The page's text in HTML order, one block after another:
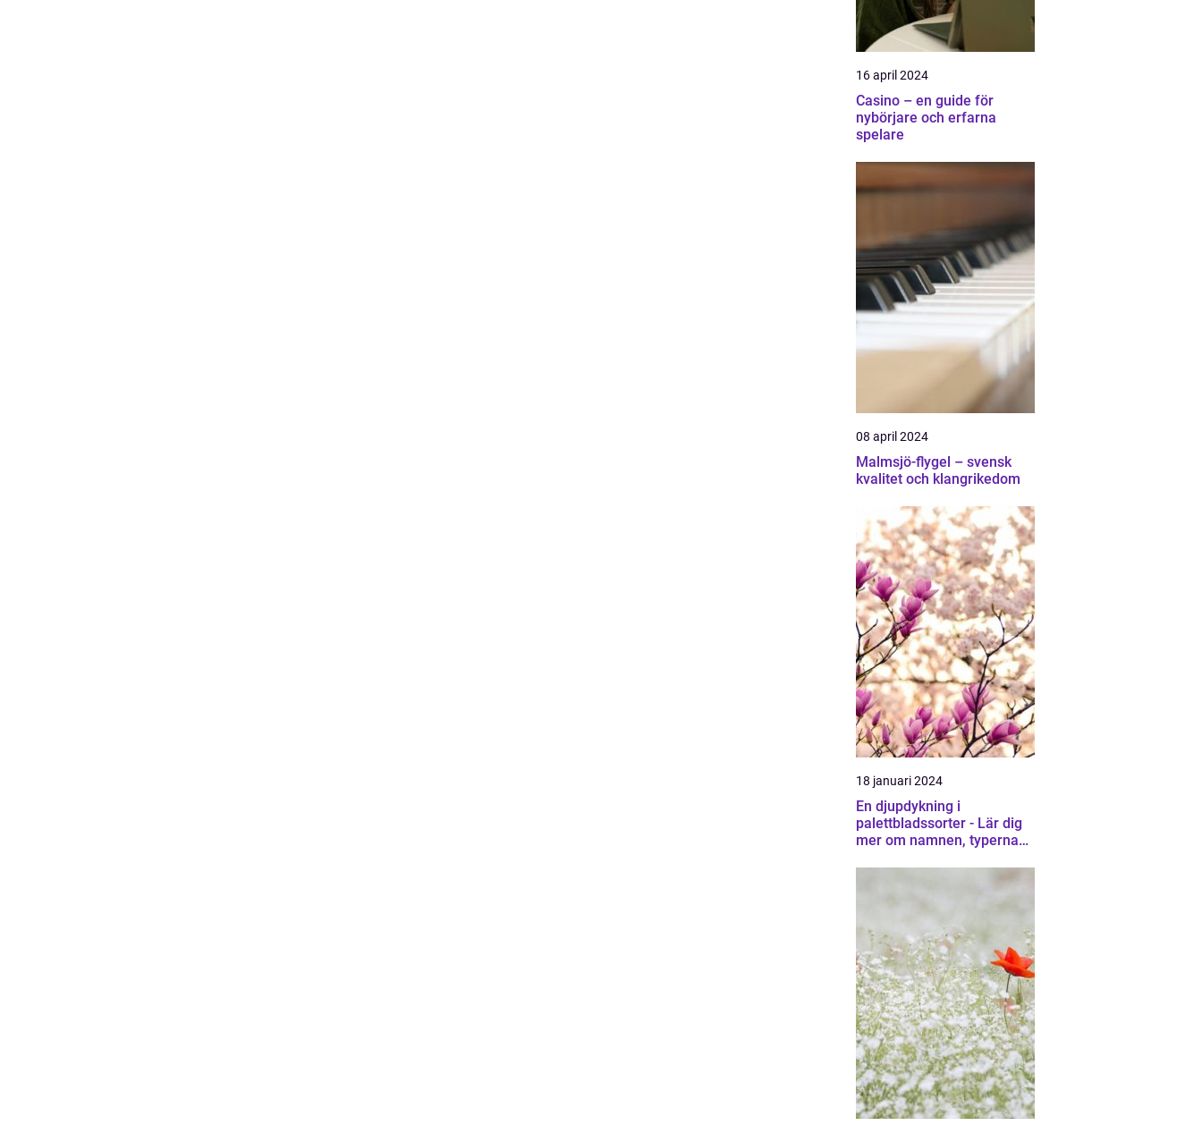
16 april 2024
Casino – en guide för
nybörjare och erfarna
spelare
08 april 2024
Malmsjö-flygel – svensk
kvalitet och klangrikedom
18 januari 2024
En djupdykning i
palettbladssorter - Lär dig
mer om namnen, typerna